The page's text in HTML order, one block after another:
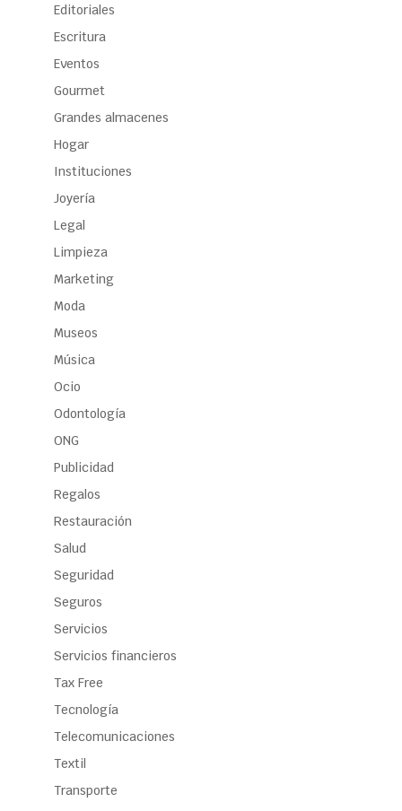
Editoriales
Escritura
Eventos
Gourmet
Grandes almacenes
Hogar
Instituciones
Joyería
Legal
Limpieza
Marketing
Moda
Museos
Música
Ocio
Odontología
ONG
Publicidad
Regalos
Restauración
Salud
Seguridad
Seguros
Servicios
Servicios financieros
Tax Free
Tecnología
Telecomunicaciones
Textil
Transporte